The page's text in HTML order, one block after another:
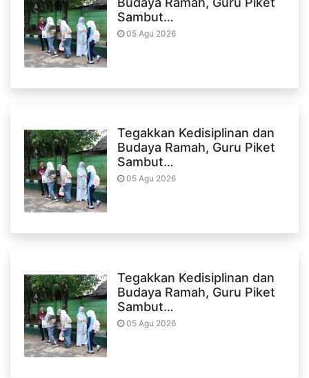
Sambut…
05 Agu 2026
Tegakkan Kedisiplinan dan
Budaya Ramah, Guru Piket
Sambut…
05 Agu 2026
Tegakkan Kedisiplinan dan
Budaya Ramah, Guru Piket
Sambut…
05 Agu 2026